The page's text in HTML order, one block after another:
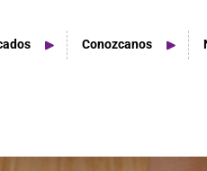
Conozcanos